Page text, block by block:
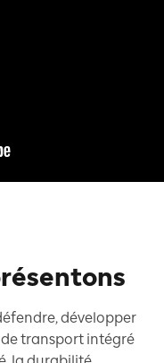
développer
transport intégré